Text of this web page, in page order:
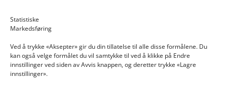
Statistiske
Markedsføring
Ved å trykke «Aksepter» gir du din tillatelse til alle disse formålene. Du
kan også velge formålet du vil samtykke til ved å klikke på Endre
innstillinger ved siden av Avvis knappen, og deretter trykke «Lagre
innstillinger».